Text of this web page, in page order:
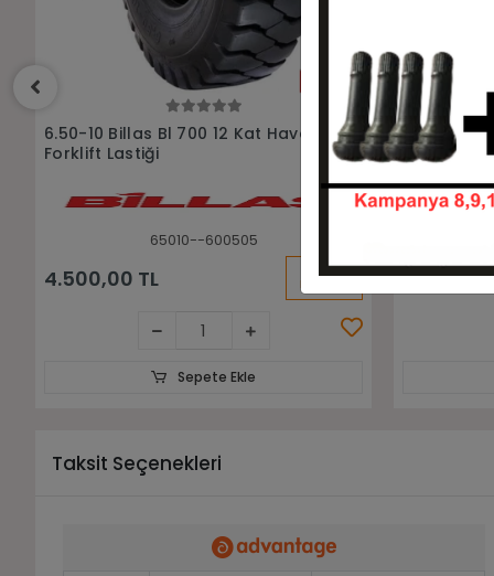
6.50-10 Atlante Aırlıft 10pr Havalı
Forklift Lastiği
65010-HVL65010-10
4.450,00 TL KARGO
BEDAVA
Sepete Ekle
6.50-10
Sekmanlı
Taksit Seçenekleri